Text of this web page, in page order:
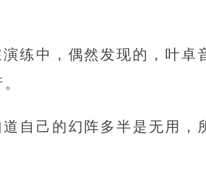
练中，偶然发现的，叶卓
自己的幻阵多半是无用，